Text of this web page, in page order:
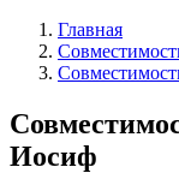
Главная
Иосиф